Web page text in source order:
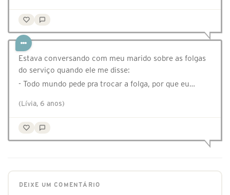
Estava conversando com meu marido sobre as folgas
do serviço quando ele me disse:
- Todo mundo pede pra trocar a folga, por que eu…
(Lívia, 6 anos)
DEIXE UM COMENTÁRIO